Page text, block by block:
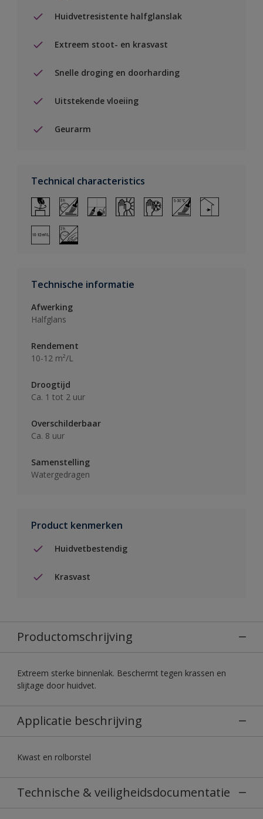
Huidvetresistente halfglanslak
Extreem stoot- en krasvast
Snelle droging en doorharding
Uitstekende vloeiing
Geurarm
Technical characteristics
Technische informatie
Afwerking
Halfglans
Rendement
10-12 m²/L
Droogtijd
Ca. 1 tot 2 uur
Overschilderbaar
Ca. 8 uur
Samenstelling
Watergedragen
Product kenmerken
Huidvetbestendig
Krasvast
Productomschrijving
Extreem sterke binnenlak. Beschermt tegen krassen en
slijtage door huidvet.
Applicatie beschrijving
Kwast en rolborstel
Technische & veiligheidsdocumentatie